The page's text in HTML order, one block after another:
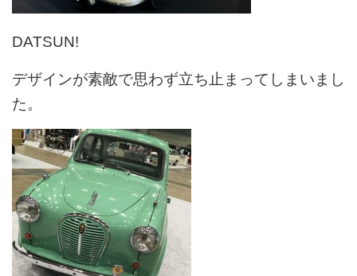
DATSUN!
デザインが素敵で思わず立ち止まってしまいまし
た。